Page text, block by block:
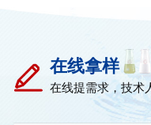
在线拿样
在线提需求，技术